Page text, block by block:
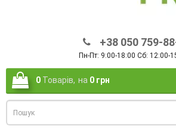
+38 050 759-
Пн-Пт: 9:00-18:00 Сб: 12:00-
0 Товарів, на 0 грн